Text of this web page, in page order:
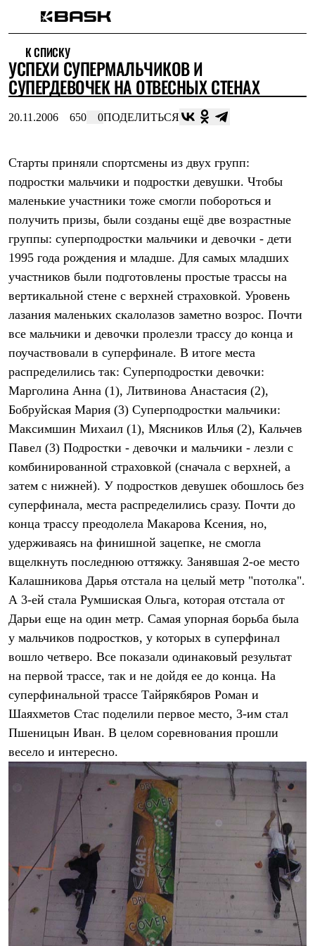
Интернет-магазин
Мужская одежда
Утепленная пухом
Куртки
Жилеты
Куртки
Брюки
Штормовая одежда
Куртки
Софтшелл одежда
Куртки
Брюки
Флисовая одежда
Куртки
Брюки
Термобелье
Теплое термобелье
Легкое термобелье
Лёгкая одежда
Футболки
Рубашки
Толстовки
Брюки
Шорты
Женская одежда
Утепленная пухом
Жилеты
Утепленная синтетикой
Брюки
Штормовая одежда
Куртки
Софтшелл одежда
Куртки
Брюки
Лёгкая одежда
Рубашки
Футболки
Брюки
Термобелье
Теплое термобелье
Среднее термобелье
Легкое термобелье
Флисовая одежда
Куртки
Детская одежда
Утепленная пухом
Комбинезоны
Утепленная синтетикой
Комбинезоны
Куртки
Брюки
Лёгкая одежда
Футболки
Толстовки
К СПИСКУ
УСПЕХИ СУПЕРМАЛЬЧИКОВ И
СУПЕРДЕВОЧЕК НА ОТВЕСНЫХ СТЕНАХ
20.11.2006 650 0ПОДЕЛИТЬСЯ
Старты приняли спортсмены из двух групп:
подростки мальчики и подростки девушки. Чтобы
маленькие участники тоже смогли побороться и
получить призы, были созданы ещё две возрастные
группы: суперподростки мальчики и девочки - дети
1995 года рождения и младше. Для самых младших
участников были подготовлены простые трассы на
вертикальной стене с верхней страховкой. Уровень
лазания маленьких скалолазов заметно возрос. Почти
все мальчики и девочки пролезли трассу до конца и
поучаствовали в суперфинале. В итоге места
распределились так: Суперподростки девочки:
Марголина Анна (1), Литвинова Анастасия (2),
Бобруйская Мария (3) Суперподростки мальчики:
Максимшин Михаил (1), Мясников Илья (2), Кальчев
Павел (3) Подростки - девочки и мальчики - лезли с
комбинированной страховкой (сначала с верхней, а
затем с нижней). У подростков девушек обошлось без
суперфинала, места распределились сразу. Почти до
конца трассу преодолела Макарова Ксения, но,
удерживаясь на финишной зацепке, не смогла
вщелкнуть последнюю оттяжку. Занявшая 2-ое место
Калашникова Дарья отстала на целый метр "потолка".
А 3-ей стала Румшиская Ольга, которая отстала от
Дарьи еще на один метр. Самая упорная борьба была
у мальчиков подростков, у которых в суперфинал
вошло четверо. Все показали одинаковый результат
на первой трассе, так и не дойдя ее до конца. На
суперфинальной трассе Тайрякбяров Роман и
Шаяхметов Стас поделили первое место, 3-им стал
Пшеницын Иван. В целом соревнования прошли
весело и интересно.